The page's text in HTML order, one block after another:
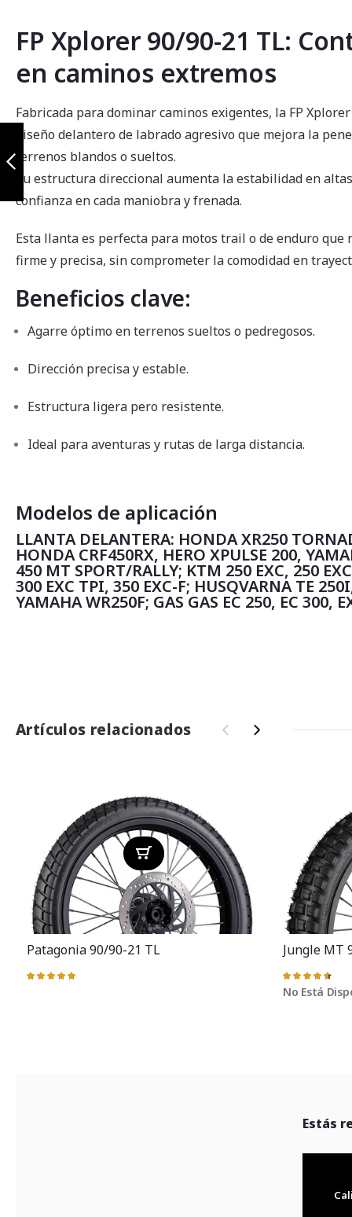
Batería AGM
YB5L-B
Anterior
FP Xplorer 90/90-21 TL:
en caminos extremos
Fabricada para dominar caminos exigentes, la FP
diseño delantero de labrado agresivo que mejora la
terrenos blandos o sueltos.
Su estructura direccional aumenta la estabilidad en
confianza en cada maniobra y frenada.
Esta llanta es perfecta para motos trail o de enduro que
firme y precisa, sin comprometer la comodidad en
Beneficios clave:
Agarre óptimo en terrenos sueltos o pedregosos.
Dirección precisa y estable.
Estructura ligera pero resistente.
Ideal para aventuras y rutas de larga distancia.
Modelos de aplicación
LLANTA DELANTERA: HONDA XR250
HONDA CRF450RX, HERO XPULSE 200,
450 MT SPORT/RALLY; KTM 250 EXC, 250
300 EXC TPI, 350 EXC-F; HUSQVARNA TE
YAMAHA WR250F; GAS GAS EC 250, EC 300,
Artículos relacionados ‹ ›
Patagonia 90/90-21 TL
Valoración:
Jungle MT
Valoración:
93%
No Está
Estás